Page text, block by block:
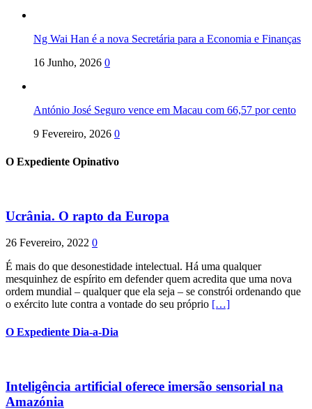
Ng Wai Han é a nova Secretária para a Economia e Finanças
16 Junho, 2026 0
António José Seguro vence em Macau com 66,57 por cento
9 Fevereiro, 2026 0
O Expediente Opinativo
Ucrânia. O rapto da Europa
26 Fevereiro, 2022 0
É mais do que desonestidade intelectual. Há uma qualquer
mesquinhez de espírito em defender quem acredita que uma nova
ordem mundial – qualquer que ela seja – se constrói ordenando que
o exército lute contra a vontade do seu próprio […]
O Expediente Dia-a-Dia
Inteligência artificial oferece imersão sensorial na
Amazónia